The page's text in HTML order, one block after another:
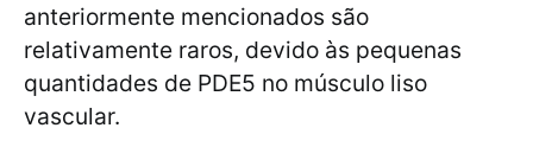
anteriormente mencionados são
relativamente raros, devido às pequenas
quantidades de PDE5 no músculo liso
vascular.